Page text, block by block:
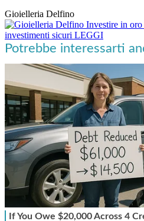
Gioielleria Delfino
Investire in oro
investimenti sicuri LEGGI